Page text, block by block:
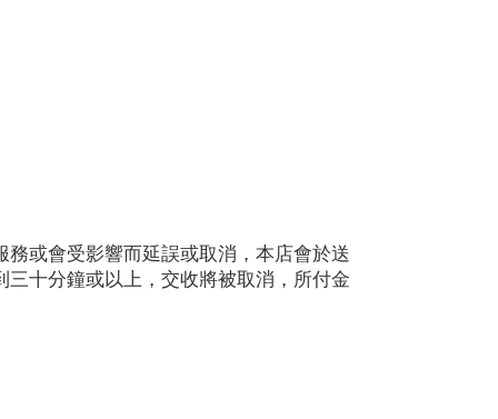
或會受影響而延誤或取消，本店會於送
十分鐘或以上，交收將被取消，所付金